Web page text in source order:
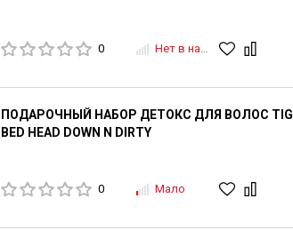
0 Нет в наличии
ПОДАРОЧНЫЙ НАБОР ДЕТОКС ДЛЯ ВОЛОС TIGI
BED HEAD DOWN N DIRTY
0 Мало